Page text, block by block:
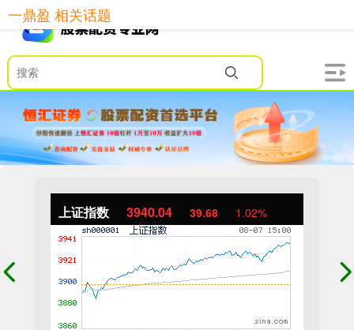
上证指数 3940.04 39.68 1.02%
一鼎盈 相关话题